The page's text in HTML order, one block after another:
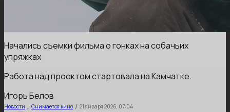
Начались съемки фильма о гонках на собачьих
упряжках
Работа над проектом стартовала на Камчатке.
Игорь Белов
Новости , Снимается кино / 21 января 2026, 07:04